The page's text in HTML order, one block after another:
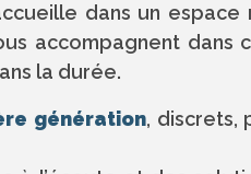
dans un
accompagnent dans
la durée.
génération, discrets,